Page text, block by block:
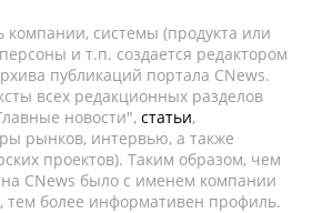
системы (продукта или
и т.п. создается редактором
публикаций портала CNews.
всех редакционных разделов
новости", статьи,
рынков, интервью, а также
проектов). Таким образом, чем
CNews было с именем компании
тем более информативен профиль.